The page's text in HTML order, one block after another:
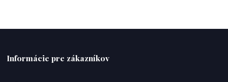
Informácie pre zákazníkov